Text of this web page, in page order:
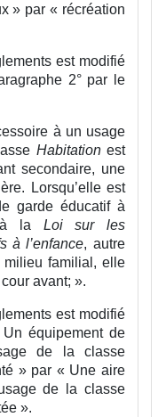
» par « récréation
est modifié
2° par le
à un usage
Habitationest
secondaire, une
Lorsqu’elle est
garde éducatif à
à la Loi sur les
à l’enfance, autre
milieu familial, elle
avant; ».
est modifié
équipement de
de la classe
» par « Une aire
de la classe
».